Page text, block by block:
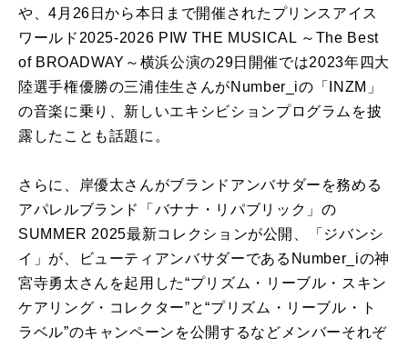
や、4月26日から本日まで開催されたプリンスアイス
ワールド2025-2026 PIW THE MUSICAL ～The Best
of BROADWAY～横浜公演の29日開催では2023年四大
陸選手権優勝の三浦佳生さんがNumber_iの「INZM」
の音楽に乗り、新しいエキシビションプログラムを披
露したことも話題に。
さらに、
岸優太さんがブランドアンバサダーを務める
アパレルブランド「バナナ・リパブリック」の
SUMMER 2025最新コレクションが公開、「ジバンシ
イ 」が、ビューティアンバサダーであるNumber_iの神
宮寺勇太さんを起用した“プリズム・リーブル・スキン
ケアリング・コレクター”と“プリズム・リーブル・ト
ラベル”のキャンペーンを公開するなどメンバーそれぞ